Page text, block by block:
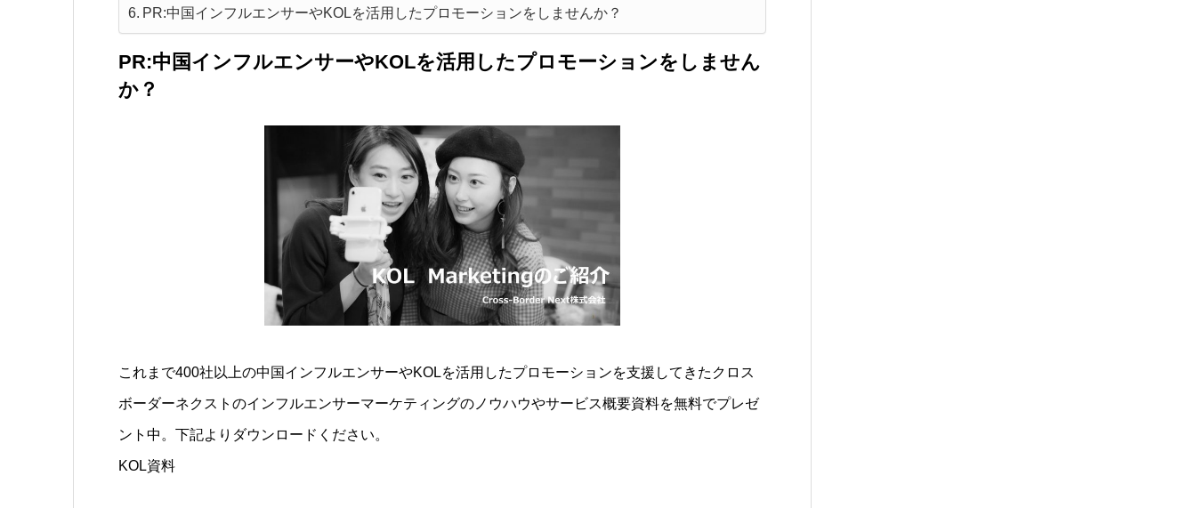
PR:中国インフルエンサーやKOLを活用したプロモーションをしませんか？
PR:中国インフルエンサーやKOLを活用したプロモーションをしません
か？
これまで400社以上の中国インフルエンサーやKOLを活用したプロモーションを支援してきたクロス
ボーダーネクストのインフルエンサーマーケティングのノウハウやサービス概要資料を無料でプレゼ
ント中。下記よりダウンロードください。
KOL資料